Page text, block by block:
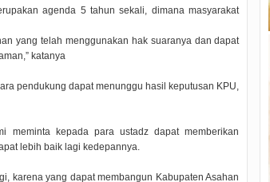
agenda 5 tahun sekali, dimana masyarakat
yang telah menggunakan hak suaranya dan dapat
katanya
pendukung dapat menunggu hasil keputusan KPU,
meminta kepada para ustadz dapat memberikan
lebih baik lagi kedepannya.
karena yang dapat membangun Kabupaten Asahan